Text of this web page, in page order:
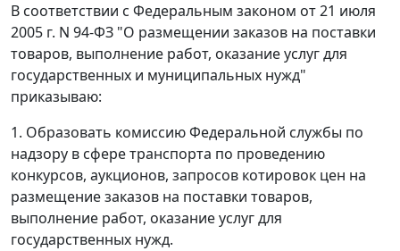
В соответствии с Федеральным законом от 21 июля
2005 г. N 94-ФЗ "О размещении заказов на поставки
товаров, выполнение работ, оказание услуг для
государственных и муниципальных нужд"
приказываю:
1. Образовать комиссию Федеральной службы по
надзору в сфере транспорта по проведению
конкурсов, аукционов, запросов котировок цен на
размещение заказов на поставки товаров,
выполнение работ, оказание услуг для
государственных нужд.